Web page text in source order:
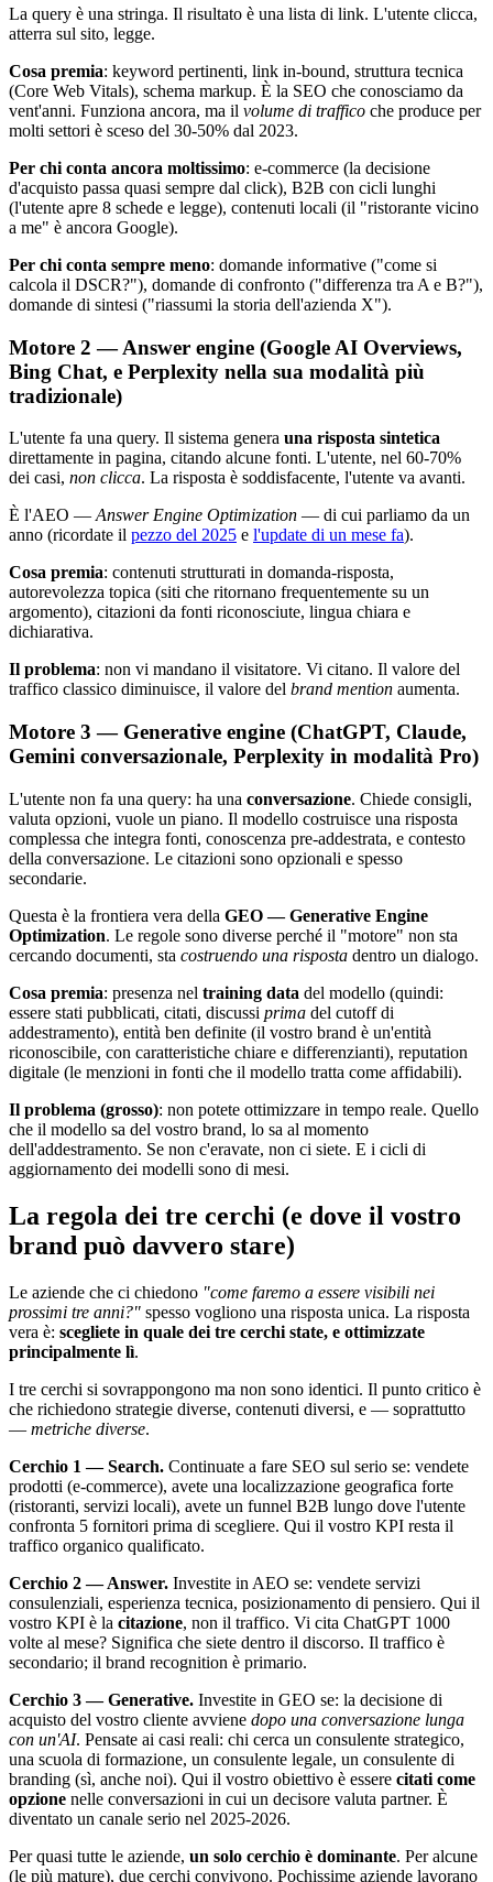
La query è una stringa. Il risultato è una lista di link. L'utente clicca,
atterra sul sito, legge.
Cosa premia: keyword pertinenti, link in-bound, struttura tecnica
(Core Web Vitals), schema markup. È la SEO che conosciamo da
vent'anni. Funziona ancora, ma il volume di traffico che produce per
molti settori è sceso del 30-50% dal 2023.
Per chi conta ancora moltissimo: e-commerce (la decisione
d'acquisto passa quasi sempre dal click), B2B con cicli lunghi
(l'utente apre 8 schede e legge), contenuti locali (il "ristorante vicino
a me" è ancora Google).
Per chi conta sempre meno: domande informative ("come si
calcola il DSCR?"), domande di confronto ("differenza tra A e B?"),
domande di sintesi ("riassumi la storia dell'azienda X").
Motore 2 — Answer engine (Google AI Overviews,
Bing Chat, e Perplexity nella sua modalità più
tradizionale)
L'utente fa una query. Il sistema genera una risposta sintetica
direttamente in pagina, citando alcune fonti. L'utente, nel 60-70%
dei casi, non clicca. La risposta è soddisfacente, l'utente va avanti.
È l'AEO —Answer Engine Optimization — di cui parliamo da un
anno (ricordate il pezzo del 2025 e l'update di un mese fa).
Cosa premia: contenuti strutturati in domanda-risposta,
autorevolezza topica (siti che ritornano frequentemente su un
argomento), citazioni da fonti riconosciute, lingua chiara e
dichiarativa.
Il problema: non vi mandano il visitatore. Vi citano. Il valore del
traffico classico diminuisce, il valore del brand mention aumenta.
Motore 3 — Generative engine (ChatGPT, Claude,
Gemini conversazionale, Perplexity in modalità Pro)
L'utente non fa una query: ha una conversazione. Chiede consigli,
valuta opzioni, vuole un piano. Il modello costruisce una risposta
complessa che integra fonti, conoscenza pre-addestrata, e contesto
della conversazione. Le citazioni sono opzionali e spesso
secondarie.
Questa è la frontiera vera della GEO — Generative Engine
Optimization. Le regole sono diverse perché il "motore" non sta
cercando documenti, sta costruendo una risposta dentro un dialogo.
Cosa premia: presenza nel training data del modello (quindi:
essere stati pubblicati, citati, discussi prima del cutoff di
addestramento), entità ben definite (il vostro brand è un'entità
riconoscibile, con caratteristiche chiare e differenzianti), reputation
digitale (le menzioni in fonti che il modello tratta come affidabili).
Il problema (grosso): non potete ottimizzare in tempo reale. Quello
che il modello sa del vostro brand, lo sa al momento
dell'addestramento. Se non c'eravate, non ci siete. E i cicli di
aggiornamento dei modelli sono di mesi.
La regola dei tre cerchi (e dove il vostro
brand può davvero stare)
Le aziende che ci chiedono "come faremo a essere visibili nei
prossimi tre anni?" spesso vogliono una risposta unica. La risposta
vera è: scegliete in quale dei tre cerchi state, e ottimizzate
principalmente lì.
I tre cerchi si sovrappongono ma non sono identici. Il punto critico è
che richiedono strategie diverse, contenuti diversi, e — soprattutto
— metriche diverse.
Cerchio 1 — Search. Continuate a fare SEO sul serio se: vendete
prodotti (e-commerce), avete una localizzazione geografica forte
(ristoranti, servizi locali), avete un funnel B2B lungo dove l'utente
confronta 5 fornitori prima di scegliere. Qui il vostro KPI resta il
traffico organico qualificato.
Cerchio 2 — Answer. Investite in AEO se: vendete servizi
consulenziali, esperienza tecnica, posizionamento di pensiero. Qui il
vostro KPI è la citazione, non il traffico. Vi cita ChatGPT 1000
volte al mese? Significa che siete dentro il discorso. Il traffico è
secondario; il brand recognition è primario.
Cerchio 3 — Generative. Investite in GEO se: la decisione di
acquisto del vostro cliente avviene dopo una conversazione lunga
con un'AI. Pensate ai casi reali: chi cerca un consulente strategico,
una scuola di formazione, un consulente legale, un consulente di
branding (sì, anche noi). Qui il vostro obiettivo è essere citati come
opzione nelle conversazioni in cui un decisore valuta partner. È
diventato un canale serio nel 2025-2026.
Per quasi tutte le aziende, un solo cerchio è dominante. Per alcune
(le più mature), due cerchi convivono. Pochissime aziende lavorano